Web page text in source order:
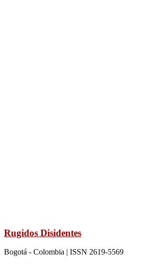
Rugidos Disidentes
Bogotá - Colombia | ISSN 2619-5569